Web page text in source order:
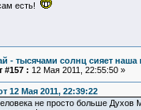
есть!
- тысячами солнц сияет наша
#157 : 12 Мая 2011, 22:55:50 »
12 Мая 2011, 22:39:22
не просто больше